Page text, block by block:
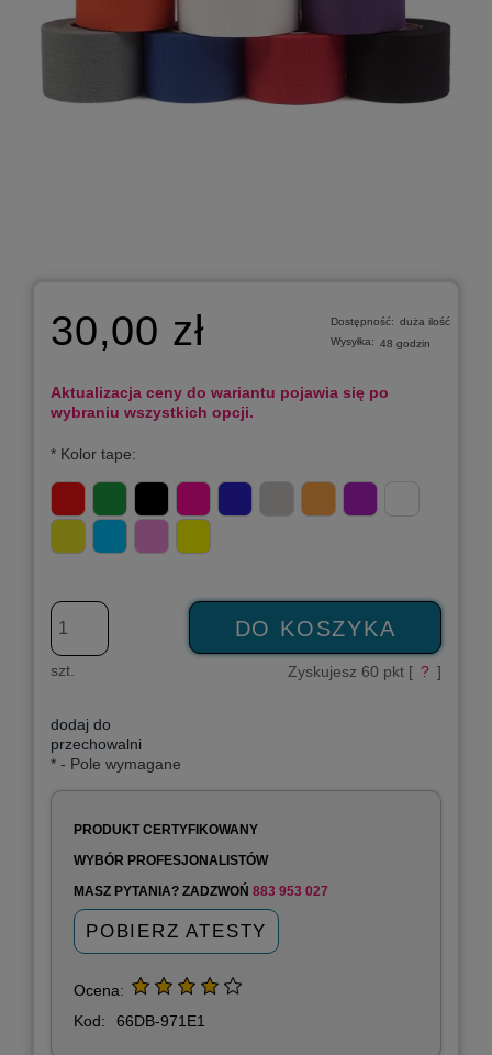
Dostępność: duża ilość
Wysyłka: 48 godzin
30,00 zł
Aktualizacja ceny do wariantu pojawia się po
wybraniu wszystkich opcji.
* Kolor tape:
szt.
DO KOSZYKA
Zyskujesz 60 pkt [ ? ]
dodaj do
przechowalni
* - Pole wymagane
PRODUKT CERTYFIKOWANY
WYBÓR PROFESJONALISTÓW
MASZ PYTANIA? ZADZWOŃ 883 953 027
POBIERZ ATESTY
Ocena:
Kod:
66DB-971E1